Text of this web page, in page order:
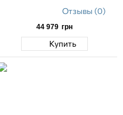
Отзывы (0)
44 979 грн
Купить